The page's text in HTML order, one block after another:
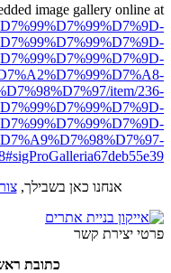
image gallery online at:
item/236-
אנחנו כאן בשבילך,
פרטי יצירת קשר
כתובת